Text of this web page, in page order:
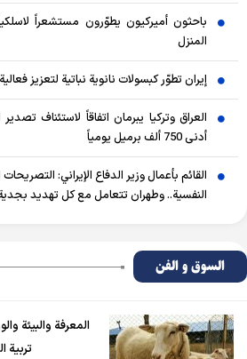
باحثون أميركيون يطوّرون مستشعراً
المنزل
إيران تطوّر كبسولات نانوية نباتية لتعزيز
العراق وتركيا يبرمان اتفاقاً لاستئناف
أدنى 750 ألف برميل يومياً
القائم بأعمال وزير الدفاع الإيراني:
النفسية.. وطهران تتعامل مع كل تهديد
السوق و الفن
المعرفة والبيئة
تربية